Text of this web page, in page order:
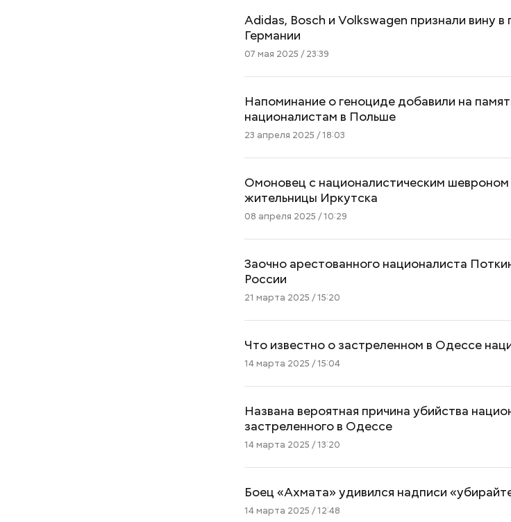
Adidas, Bosch и Volkswagen признали вину в
Германии
07 мая 2025 / 23:39
Напоминание о геноциде добавили на
националистам в Польше
23 апреля 2025 / 18:03
Омоновец с националистическим шевроном
жительницы Иркутска
08 апреля 2025 / 10:29
Заочно арестованного националиста
России
21 марта 2025 / 15:20
Что известно о застреленном в Одессе
14 марта 2025 / 15:04
Названа вероятная причина убийства
застреленного в Одессе
14 марта 2025 / 13:20
Боец «Ахмата» удивился надписи
14 марта 2025 / 12:48
не получить штраф